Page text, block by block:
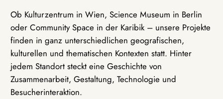
Ob Kulturzentrum in Wien, Science Museum in Berlin
oder Community Space in der Karibik – unsere Projekte
finden in ganz unterschiedlichen geografischen,
kulturellen und thematischen Kontexten statt. Hinter
jedem Standort steckt eine Geschichte von
Zusammenarbeit, Gestaltung, Technologie und
Besucherinteraktion.